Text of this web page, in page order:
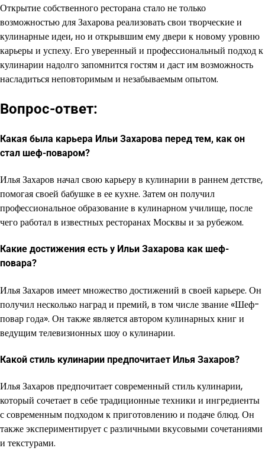
Открытие собственного ресторана стало не только
возможностью для Захарова реализовать свои творческие и
кулинарные идеи, но и открывшим ему двери к новому уровню
карьеры и успеху. Его уверенный и профессиональный подход к
кулинарии надолго запомнится гостям и даст им возможность
насладиться неповторимым и незабываемым опытом.
Вопрос-ответ:
Какая была карьера Ильи Захарова перед тем, как он
стал шеф-поваром?
Илья Захаров начал свою карьеру в кулинарии в раннем детстве,
помогая своей бабушке в ее кухне. Затем он получил
профессиональное образование в кулинарном училище, после
чего работал в известных ресторанах Москвы и за рубежом.
Какие достижения есть у Ильи Захарова как шеф-
повара?
Илья Захаров имеет множество достижений в своей карьере. Он
получил несколько наград и премий, в том числе звание «Шеф-
повар года». Он также является автором кулинарных книг и
ведущим телевизионных шоу о кулинарии.
Какой стиль кулинарии предпочитает Илья Захаров?
Илья Захаров предпочитает современный стиль кулинарии,
который сочетает в себе традиционные техники и ингредиенты
с современным подходом к приготовлению и подаче блюд. Он
также экспериментирует с различными вкусовыми сочетаниями
и текстурами.